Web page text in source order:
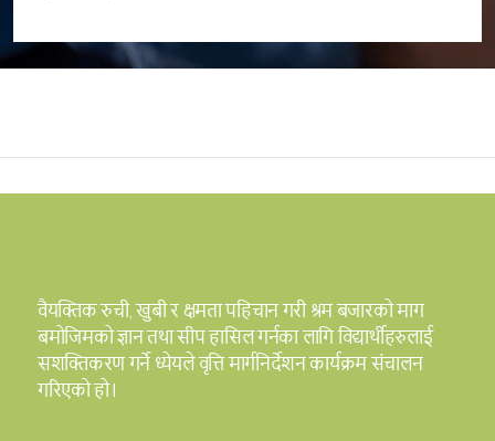
वैयक्तिक रुची, खुबी र क्षमता पहिचान गरी श्रम बजारको माग
बमोजिमको ज्ञान तथा सीप हासिल गर्नका लागि विद्यार्थीहरुलाई
सशक्तिकरण गर्ने ध्येयले वृत्ति मार्गनिर्देशन कार्यक्रम संचालन
गरिएको हो।